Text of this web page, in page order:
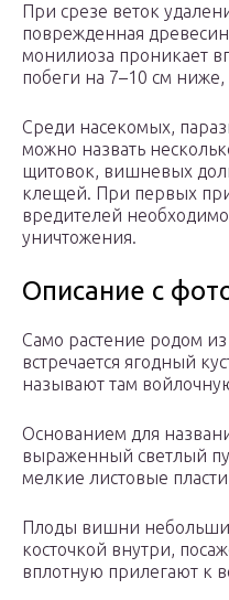
При срезе веток
поврежденная
монилиоза проникает
побеги на 7–10 см ниже,
Среди насекомых,
можно назвать
щитовок, вишневых
клещей. При первых
вредителей
уничтожения.
Описание с
Само растение родом
встречается ягодный
называют там
Основанием для
выраженный светлый
мелкие листовые
Плоды вишни
косточкой внутри,
вплотную прилегают к